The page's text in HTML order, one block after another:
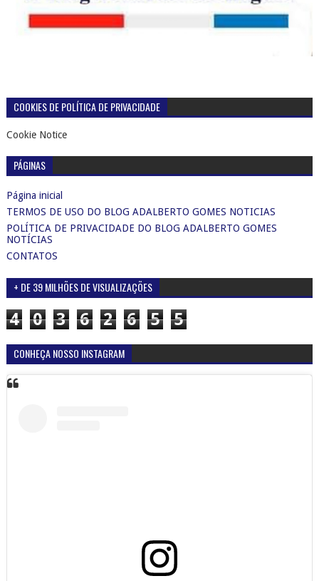
COOKIES DE POLÍTICA DE PRIVACIDADE
Cookie Notice
PÁGINAS
Página inicial
TERMOS DE USO DO BLOG ADALBERTO GOMES NOTICIAS
POLÍTICA DE PRIVACIDADE DO BLOG ADALBERTO GOMES
NOTÍCIAS
CONTATOS
+ DE 39 MILHÕES DE VISUALIZAÇÕES
4 0 3 6 2 6 5 5
CONHEÇA NOSSO INSTAGRAM